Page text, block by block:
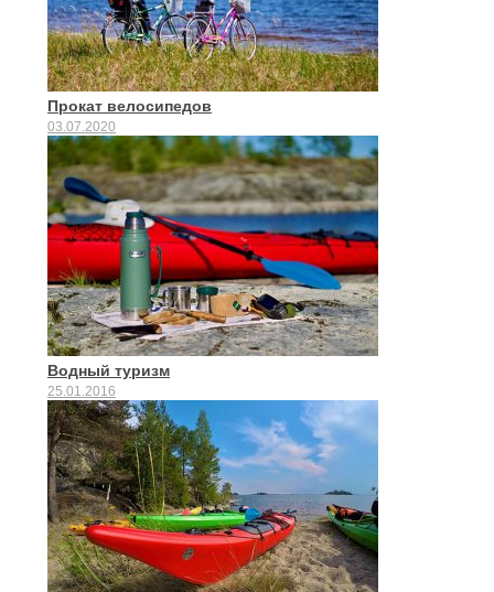
Прокат велосипедов
03.07.2020
Водный туризм
25.01.2016